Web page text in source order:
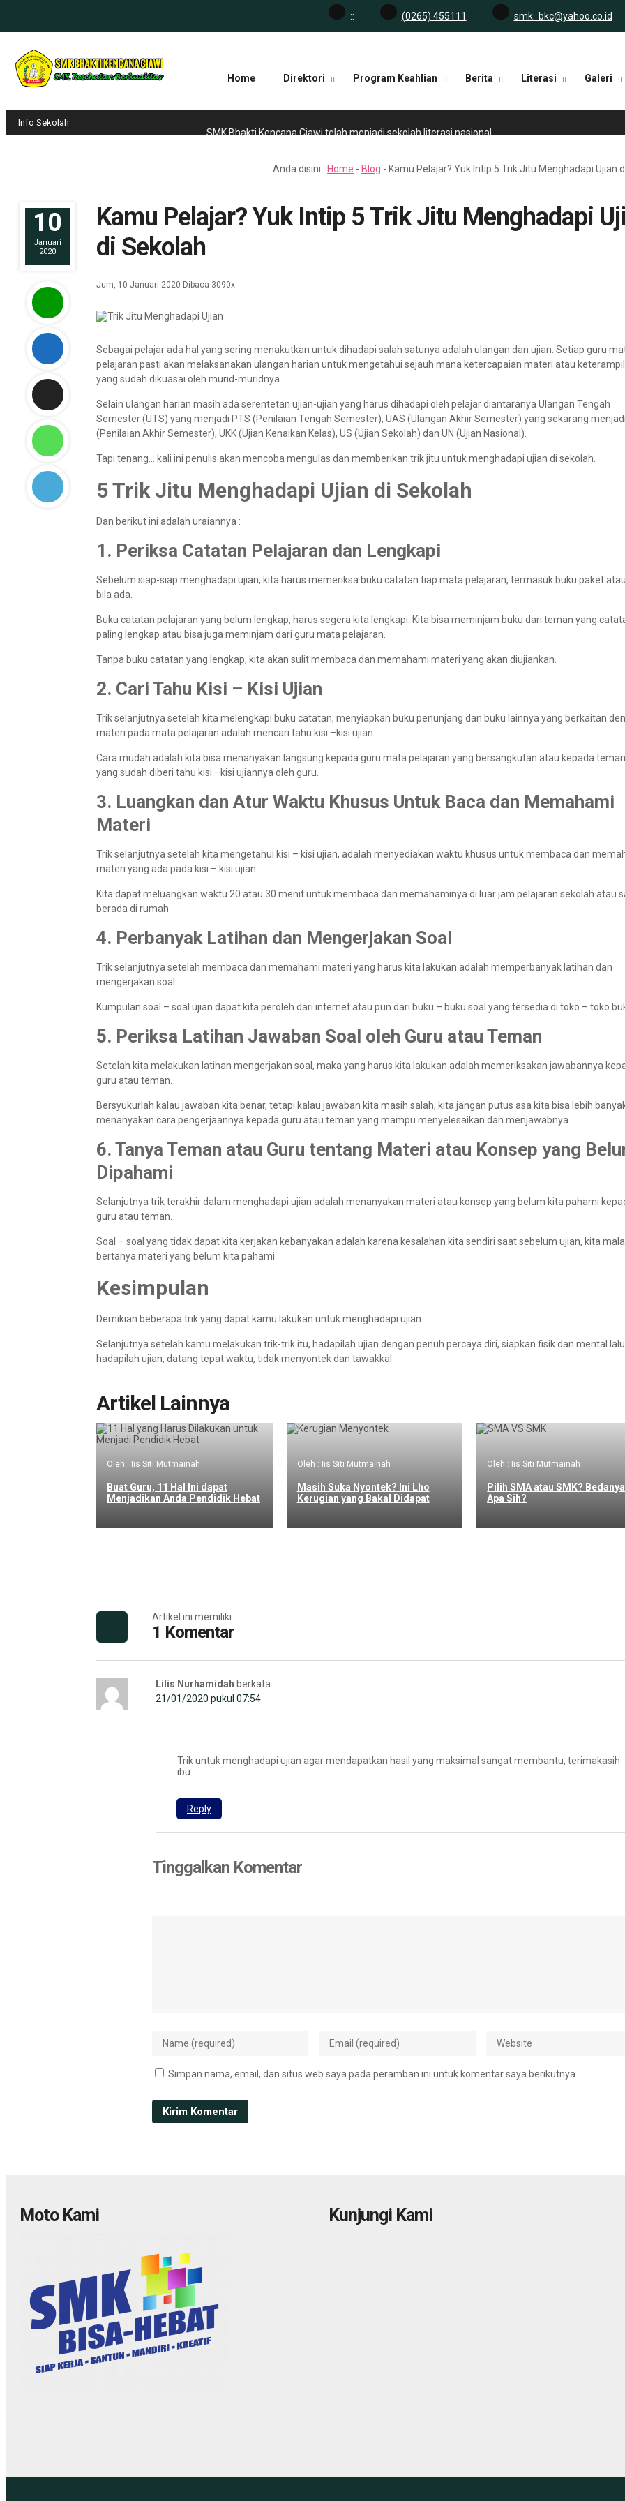
:: (0265) 455111 smk_bkc@yahoo.co.id
Home Direktori Program Keahlian Berita Literasi Galeri
Info Sekolah
SMK Bhakti Kencana Ciawi telah menjadi sekolah literasi nasional.
Anda disini : Home - Blog - Kamu Pelajar? Yuk Intip 5 Trik Jitu Menghadapi Ujian
10
Januari
2020
Kamu Pelajar? Yuk Intip 5 Trik Jitu Menghadapi
di Sekolah
Jum, 10 Januari 2020 Dibaca 3090x
Sebagai pelajar ada hal yang sering menakutkan untuk dihadapi salah satunya adalah ulangan dan ujian. Setiap guru
pelajaran pasti akan melaksanakan ulangan harian untuk mengetahui sejauh mana ketercapaian materi atau
yang sudah dikuasai oleh murid-muridnya.
Selain ulangan harian masih ada serentetan ujian-ujian yang harus dihadapi oleh pelajar diantaranya Ulangan Tengah
Semester (UTS) yang menjadi PTS (Penilaian Tengah Semester), UAS (Ulangan Akhir Semester) yang sekarang
(Penilaian Akhir Semester), UKK (Ujian Kenaikan Kelas), US (Ujian Sekolah) dan UN (Ujian Nasional).
Tapi tenang… kali ini penulis akan mencoba mengulas dan memberikan trik jitu untuk menghadapi ujian di sekolah.
5 Trik Jitu Menghadapi Ujian di Sekolah
Dan berikut ini adalah uraiannya :
1. Periksa Catatan Pelajaran dan Lengkapi
Sebelum siap-siap menghadapi ujian, kita harus memeriksa buku catatan tiap mata pelajaran, termasuk buku paket
bila ada.
Buku catatan pelajaran yang belum lengkap, harus segera kita lengkapi. Kita bisa meminjam buku dari teman yang
paling lengkap atau bisa juga meminjam dari guru mata pelajaran.
Tanpa buku catatan yang lengkap, kita akan sulit membaca dan memahami materi yang akan diujiankan.
2. Cari Tahu Kisi – Kisi Ujian
Trik selanjutnya setelah kita melengkapi buku catatan, menyiapkan buku penunjang dan buku lainnya yang berkaitan
materi pada mata pelajaran adalah mencari tahu kisi –kisi ujian.
Cara mudah adalah kita bisa menanyakan langsung kepada guru mata pelajaran yang bersangkutan atau kepada
yang sudah diberi tahu kisi –kisi ujiannya oleh guru.
3. Luangkan dan Atur Waktu Khusus Untuk Baca dan Memahami
Materi
Trik selanjutnya setelah kita mengetahui kisi – kisi ujian, adalah menyediakan waktu khusus untuk membaca dan
materi yang ada pada kisi – kisi ujian.
Kita dapat meluangkan waktu 20 atau 30 menit untuk membaca dan memahaminya di luar jam pelajaran sekolah atau
berada di rumah
4. Perbanyak Latihan dan Mengerjakan Soal
Trik selanjutnya setelah membaca dan memahami materi yang harus kita lakukan adalah memperbanyak latihan dan
mengerjakan soal.
Kumpulan soal – soal ujian dapat kita peroleh dari internet atau pun dari buku – buku soal yang tersedia di toko – toko
5. Periksa Latihan Jawaban Soal oleh Guru atau Teman
Setelah kita melakukan latihan mengerjakan soal, maka yang harus kita lakukan adalah memeriksakan jawabannya
guru atau teman.
Bersyukurlah kalau jawaban kita benar, tetapi kalau jawaban kita masih salah, kita jangan putus asa kita bisa lebih
menanyakan cara pengerjaannya kepada guru atau teman yang mampu menyelesaikan dan menjawabnya.
6. Tanya Teman atau Guru tentang Materi atau Konsep yang
Dipahami
Selanjutnya trik terakhir dalam menghadapi ujian adalah menanyakan materi atau konsep yang belum kita pahami
guru atau teman.
Soal – soal yang tidak dapat kita kerjakan kebanyakan adalah karena kesalahan kita sendiri saat sebelum ujian, kita
bertanya materi yang belum kita pahami
Kesimpulan
Demikian beberapa trik yang dapat kamu lakukan untuk menghadapi ujian.
Selanjutnya setelah kamu melakukan trik-trik itu, hadapilah ujian dengan penuh percaya diri, siapkan fisik dan mental lalu
hadapilah ujian, datang tepat waktu, tidak menyontek dan tawakkal.
Artikel Lainnya
Oleh : Iis Siti Mutmainah
Buat Guru, 11 Hal Ini dapat
Menjadikan Anda Pendidik Hebat
Oleh : Iis Siti Mutmainah
Masih Suka Nyontek? Ini Lho
Kerugian yang Bakal Didapat
Oleh : Iis Siti Mutmainah
Pilih SMA atau SMK? Bedanya
Apa Sih?
Artikel ini memiliki
1 Komentar
Lilis Nurhamidah berkata:
21/01/2020 pukul 07:54
Trik untuk menghadapi ujian agar mendapatkan hasil yang maksimal sangat membantu, terimakasih
ibu
Reply
Tinggalkan Komentar
Simpan nama, email, dan situs web saya pada peramban ini untuk komentar saya berikutnya.
Moto Kami Kunjungi Kami